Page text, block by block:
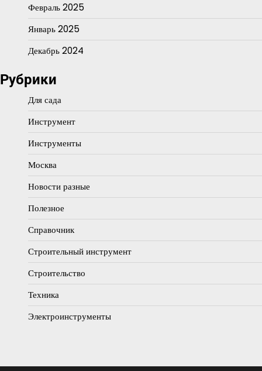
Февраль 2025
Январь 2025
Декабрь 2024
Рубрики
Для сада
Инструмент
Инструменты
Москва
Новости разные
Полезное
Справочник
Строительный инструмент
Строительство
Техника
Электроинструменты